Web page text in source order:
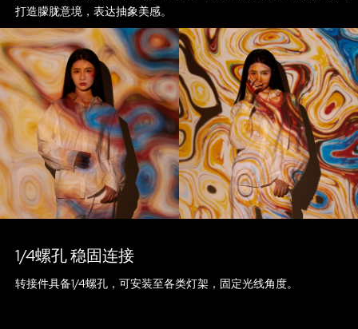
打造朦胧意境，表达抽象美感。
1/4螺孔 稳固连接
转接件具备1/4螺孔，可安装至各类灯架，固定光线角度。